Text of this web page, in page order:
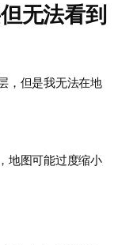
无法看到
，但是我无法在地
地图可能过度缩小